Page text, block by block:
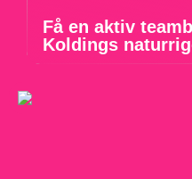
Få en aktiv
Koldings